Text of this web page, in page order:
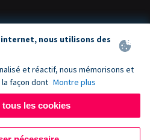
nous utilisons des
et réactif, nous mémorisons et
façon dont Montre plus
les cookies